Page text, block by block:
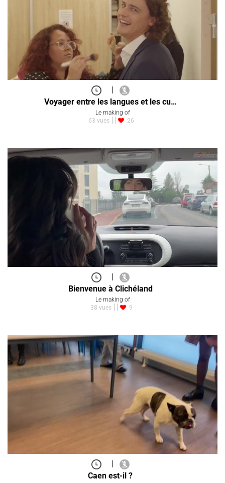
Voyager entre les langues et les cu…
Le making of
63 vues
26
|
Bienvenue à Clichéland
Le making of
38 vues
9
Caen est-il ?